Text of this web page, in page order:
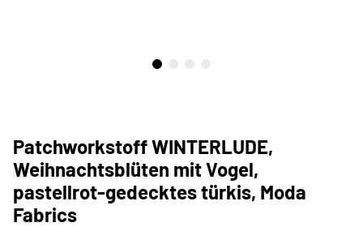
Patchworkstoff WINTERLUDE,
Weihnachtsblüten mit Vogel,
pastellrot-gedecktes türkis, Moda
Fabrics